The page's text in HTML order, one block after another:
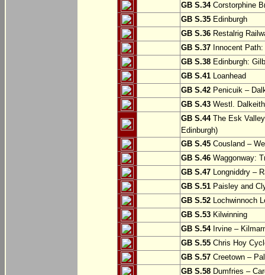
GB S.34Corstorphine
GB S.35 Edinburgh
GB S.36 Restalrig
GB S.37 Innocent
GB S.38 Edinburgh:
GB S.41 Loanhead
GB S.42 Penicuik –
GB S.43 Westl. Dalkeith
GB S.44The Esk
Edinburgh)
GB S.45 Cousland –
GB S.46 Waggonway:
GB S.47 Longniddry –
GB S.51 Paisley and
GB S.52 Lochwinnoch
GB S.53 Kilwinning
GB S.54Irvine –
GB S.55 Chris Hoy
GB S.57 Creetown –
GB S.58 Dumfries –